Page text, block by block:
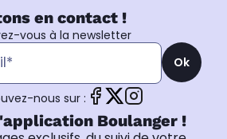
en contact !
vous à la newsletter
Ok
nous sur :
Boulanger !